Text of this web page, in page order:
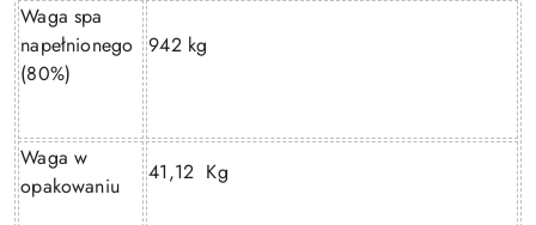
Waga spa
napełnionego
(80%)
942 kg
Waga w
opakowaniu
41,12 Kg